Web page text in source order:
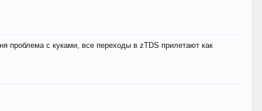
проблема с куками, все переходы в zTDS прилетают как